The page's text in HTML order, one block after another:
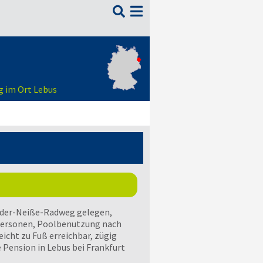

im Ort Lebus
Neiße-Radweg gelegen,
Poolbenutzung nach
zu Fuß erreichbar, zügig
in Lebus bei Frankfurt